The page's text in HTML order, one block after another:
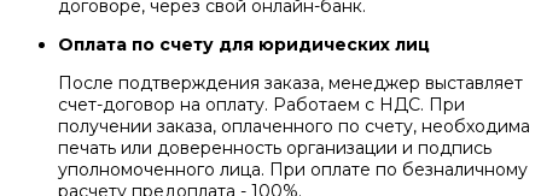
договоре, через свой онлайн-банк.
Оплата по счету для юридических лиц
После подтверждения заказа, менеджер выставляет
счет-договор на оплату. Работаем с НДС. При
получении заказа, оплаченного по счету, необходима
печать или доверенность организации и подпись
уполномоченного лица. При оплате по безналичному
расчету предоплата - 100%.